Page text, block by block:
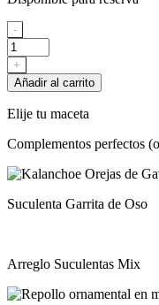
Anturio
holandés
mix
en
matera
y
base
metálica
cantidad
-
+
Añadir al carrito
Elije tu maceta
Complementos perfectos
Suculenta Garrita de Oso
Arreglo Suculentas Mix